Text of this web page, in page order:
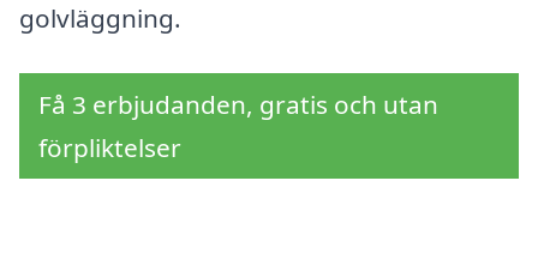
golvläggning.
Få 3 erbjudanden, gratis och utan
förpliktelser